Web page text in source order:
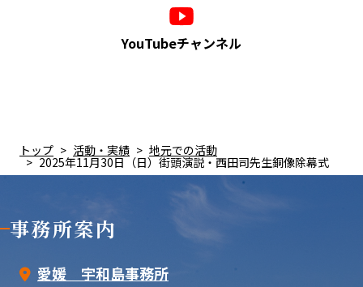
YouTubeチャンネル
トップ 活動・実績 地元での活動
2025年11月30日（日）街頭演説・西田司先生銅像除幕式
事務所案内
愛媛 宇和島事務所